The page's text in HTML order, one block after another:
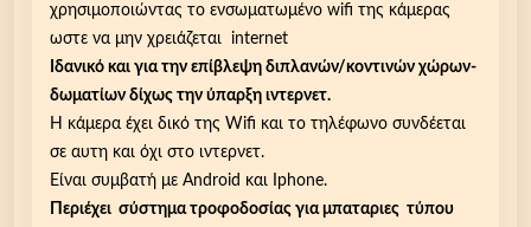
χρησιμοποιώντας το ενσωματωμένο wifi της κάμερας
ωστε να μην χρειάζεται internet
Ιδανικό και για την επίβλεψη διπλανών/κοντινών χώρων-
δωματίων δίχως την ύπαρξη ιντερνετ.
Η κάμερα έχει δικό της Wifi και το τηλέφωνο συνδέεται
σε αυτη και όχι στο ιντερνετ.
Είναι συμβατή με Android και Iphone.
Περιέχει σύστημα τροφοδοσίας για μπαταριες τύπου